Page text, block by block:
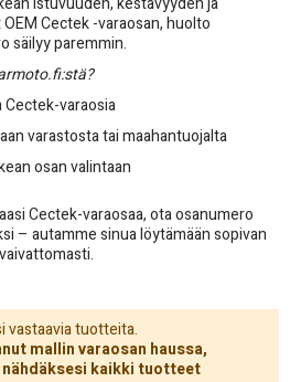
Cectek -varaosan, huolto
säilyy paremmin.
Cectek-varaosia
varastosta tai maahantuojalta
osan valintaan
Cectek-varaosaa, ota osanumero
– autamme sinua löytämään sopivan
vastaavia tuotteita.
mallin varaosan haussa,
nähdäksesi kaikki tuotteet